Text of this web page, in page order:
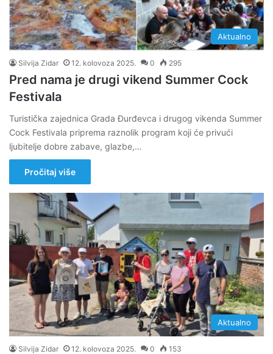
Aktualno
Silvija Zidar 12. kolovoza 2025. 0 295
Pred nama je drugi vikend Summer Cock
Festivala
Turistička zajednica Grada Đurđevca i drugog vikenda Summer
Cock Festivala priprema raznolik program koji će privući
ljubitelje dobre zabave, glazbe,…
Pročitaj više
Aktualno
Silvija Zidar 12. kolovoza 2025. 0 153